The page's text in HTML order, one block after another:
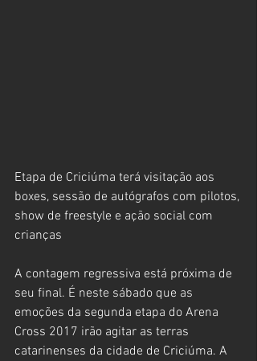
Etapa de Criciúma terá visitação aos
boxes, sessão de autógrafos com pilotos,
show de freestyle e ação social com
crianças
A contagem regressiva está próxima de
seu final. É neste sábado que as
emoções da segunda etapa do Arena
Cross 2017 irão agitar as terras
catarinenses da cidade de Criciúma. A